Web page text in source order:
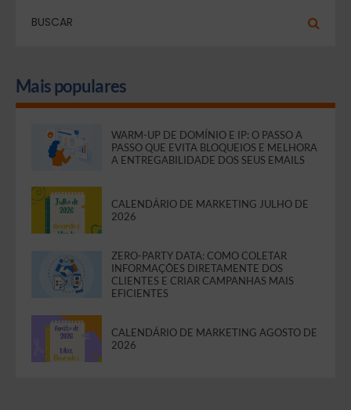
Mais populares
WARM-UP DE DOMÍNIO E IP: O PASSO A
PASSO QUE EVITA BLOQUEIOS E MELHORA
A ENTREGABILIDADE DOS SEUS EMAILS
CALENDÁRIO DE MARKETING JULHO DE
2026
ZERO-PARTY DATA: COMO COLETAR
INFORMAÇÕES DIRETAMENTE DOS
CLIENTES E CRIAR CAMPANHAS MAIS
EFICIENTES
CALENDÁRIO DE MARKETING AGOSTO DE
2026